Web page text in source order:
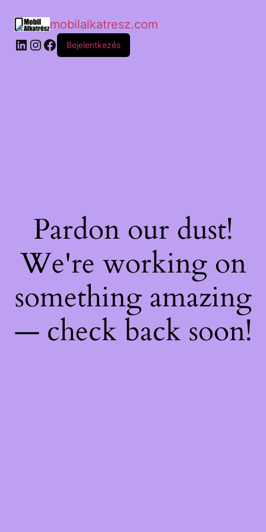
mobilalkatresz.com
Bejelentkezés
Pardon our dust!
We're working on
something amazing
— check back soon!